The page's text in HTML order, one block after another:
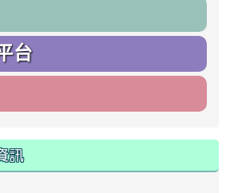
台
訊